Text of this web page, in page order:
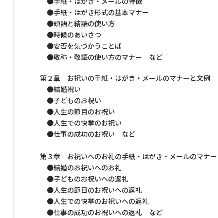
●手紙・はがき形式の基本マナー
●頭語と結語の使い方
●時候のあいさつ
●安否を気づかうことば
●敬称・敬語の使い方のマナー など
第２章 お祝いの手紙・はがき・メールのマナーと文例
●結婚祝い
●子どものお祝い
●人生の節目のお祝い
●人生での快挙のお祝い
●仕事の成功のお祝い など
第３章 お祝いへのお礼の手紙・はがき・メールのマナ
●結婚のお祝いへのお礼
●子どものお祝いへの返礼
●人生の節目のお祝いへの返礼
●人生での快挙のお祝いへの返礼
●仕事の成功のお祝いへの返礼 など